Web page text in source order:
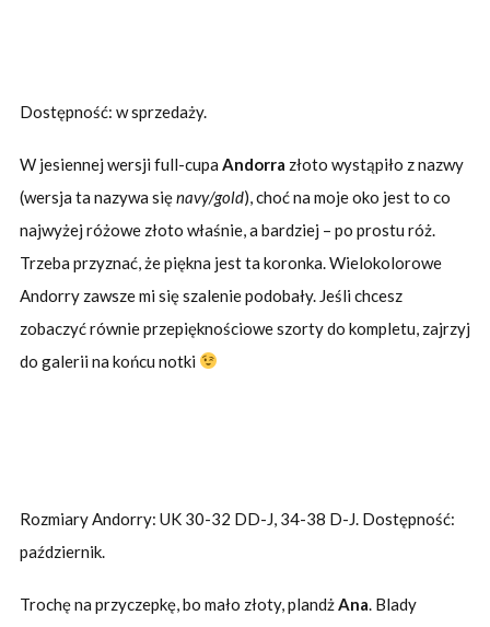
Dostępność: w sprzedaży.
W jesiennej wersji full-cupa Andorra złoto wystąpiło z nazwy
(wersja ta nazywa sięnavy/gold), choć na moje oko jest to co
najwyżej różowe złoto właśnie, a bardziej – po prostu róż.
Trzeba przyznać, że piękna jest ta koronka. Wielokolorowe
Andorry zawsze mi się szalenie podobały. Jeśli chcesz
zobaczyć równie przepięknościowe szorty do kompletu, zajrzyj
do galerii na końcu notki
Rozmiary Andorry: UK 30-32 DD-J, 34-38 D-J. Dostępność:
październik.
Trochę na przyczepkę, bo mało złoty, plandż Ana . Blady